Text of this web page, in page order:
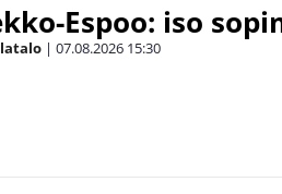
Espoo: iso
| 07.08.2026 15:30